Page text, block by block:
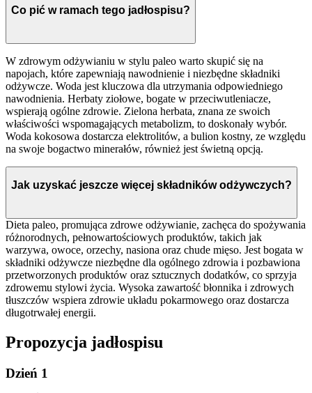
Co pić w ramach tego jadłospisu?
W zdrowym odżywianiu w stylu paleo warto skupić się na
napojach, które zapewniają nawodnienie i niezbędne składniki
odżywcze. Woda jest kluczowa dla utrzymania odpowiedniego
nawodnienia. Herbaty ziołowe, bogate w przeciwutleniacze,
wspierają ogólne zdrowie. Zielona herbata, znana ze swoich
właściwości wspomagających metabolizm, to doskonały wybór.
Woda kokosowa dostarcza elektrolitów, a bulion kostny, ze względu
na swoje bogactwo minerałów, również jest świetną opcją.
Jak uzyskać jeszcze więcej składników odżywczych?
Dieta paleo, promująca zdrowe odżywianie, zachęca do spożywania
różnorodnych, pełnowartościowych produktów, takich jak
warzywa, owoce, orzechy, nasiona oraz chude mięso. Jest bogata w
składniki odżywcze niezbędne dla ogólnego zdrowia i pozbawiona
przetworzonych produktów oraz sztucznych dodatków, co sprzyja
zdrowemu stylowi życia. Wysoka zawartość błonnika i zdrowych
tłuszczów wspiera zdrowie układu pokarmowego oraz dostarcza
długotrwałej energii.
Propozycja jadłospisu
Dzień 1